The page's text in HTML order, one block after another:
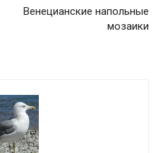
Венецианские напольные
мозаики